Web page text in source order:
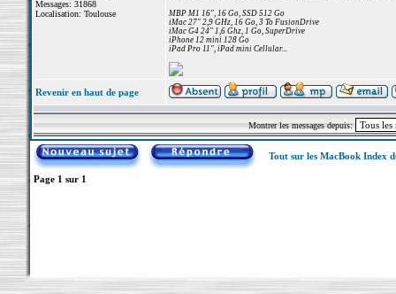
Messages: 31868
Localisation: Toulouse
MBP M1 16", 16 Go, SSD 512 Go
iMac 27" 2,9 GHz, 16 Go, 3 To FusionDrive
iMac G4 24" 1,6 Ghz, 1 Go, SuperDrive
iPhone 12 mini 128 Go
iPad Pro 11", iPad mini Cellular...
Revenir en haut de page
Montrer les messages depuis:
Tout sur les MacBook Index
Page 1 sur 1